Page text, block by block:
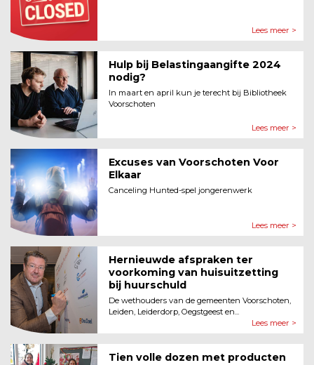
Lees meer >
Hulp bij Belastingaangifte 2024
nodig?
In maart en april kun je terecht bij Bibliotheek
Voorschoten
Lees meer >
Excuses van Voorschoten Voor
Elkaar
Canceling Hunted-spel jongerenwerk
Lees meer >
Hernieuwde afspraken ter
voorkoming van huisuitzetting
bij huurschuld
De wethouders van de gemeenten Voorschoten,
Leiden, Leiderdorp, Oegstgeest en...
Lees meer >
Tien volle dozen met producten